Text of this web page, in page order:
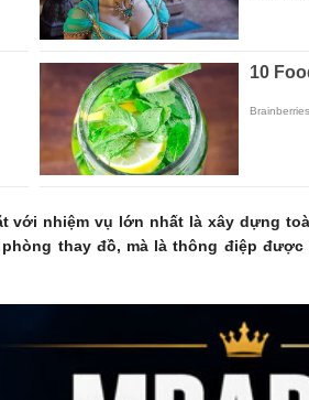
với nhiệm vụ lớn nhất là xây dựng
thay đồ, mà là thông điệp